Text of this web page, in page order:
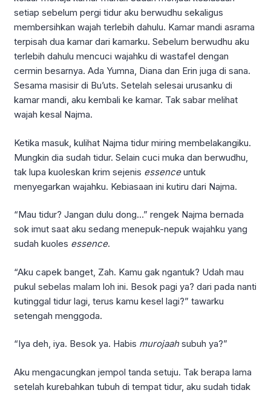
setiap sebelum pergi tidur aku berwudhu sekaligus
membersihkan wajah terlebih dahulu. Kamar mandi asrama
terpisah dua kamar dari kamarku. Sebelum berwudhu aku
terlebih dahulu mencuci wajahku di wastafel dengan
cermin besarnya. Ada Yumna, Diana dan Erin juga di sana.
Sesama masisir di Bu’uts. Setelah selesai urusanku di
kamar mandi, aku kembali ke kamar. Tak sabar melihat
wajah kesal Najma.
Ketika masuk, kulihat Najma tidur miring membelakangiku.
Mungkin dia sudah tidur. Selain cuci muka dan berwudhu,
tak lupa kuoleskan krim sejenis essenceuntuk
menyegarkan wajahku. Kebiasaan ini kutiru dari Najma.
“Mau tidur? Jangan dulu dong…” rengek Najma bernada
sok imut saat aku sedang menepuk-nepuk wajahku yang
sudah kuoles essence.
“Aku capek banget, Zah. Kamu gak ngantuk? Udah mau
pukul sebelas malam loh ini. Besok pagi ya? dari pada nanti
kutinggal tidur lagi, terus kamu kesel lagi?” tawarku
setengah menggoda.
“Iya deh, iya. Besok ya. Habis murojaahsubuh ya?”
Aku mengacungkan jempol tanda setuju. Tak berapa lama
setelah kurebahkan tubuh di tempat tidur, aku sudah tidak